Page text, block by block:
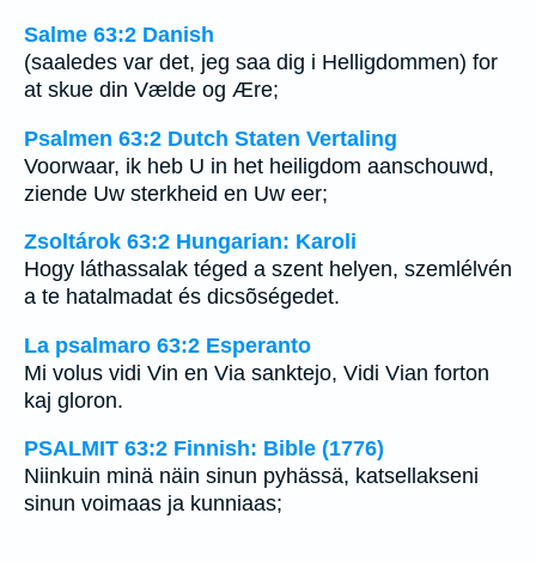
Salme 63:2 Danish
(saaledes var det, jeg saa dig i Helligdommen) for
at skue din Vælde og Ære;
Psalmen 63:2 Dutch Staten Vertaling
Voorwaar, ik heb U in het heiligdom aanschouwd,
ziende Uw sterkheid en Uw eer;
Zsoltárok 63:2 Hungarian: Karoli
Hogy láthassalak téged a szent helyen, szemlélvén
a te hatalmadat és dicsõségedet.
La psalmaro 63:2 Esperanto
Mi volus vidi Vin en Via sanktejo, Vidi Vian forton
kaj gloron.
PSALMIT 63:2 Finnish: Bible (1776)
Niinkuin minä näin sinun pyhässä, katsellakseni
sinun voimaas ja kunniaas;